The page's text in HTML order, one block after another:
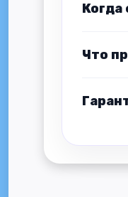
Когда
Что